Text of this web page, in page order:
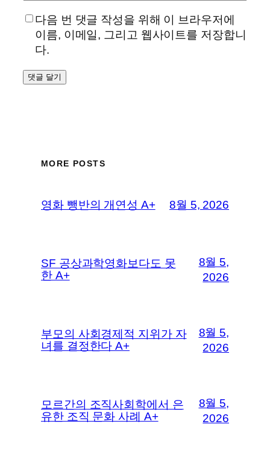
다음 번 댓글 작성을 위해 이 브라우저에
이름, 이메일, 그리고 웹사이트를 저장합니
다.
MORE POSTS
영화 뺑반의 개연성 A+ 8월 5, 2026
SF 공상과학영화보다도 못
한 A+
8월 5,
2026
부모의 사회경제적 지위가 자
녀를 결정한다 A+
8월 5,
2026
모르간의 조직사회학에서 은
유한 조직 문화 사례 A+
8월 5,
2026